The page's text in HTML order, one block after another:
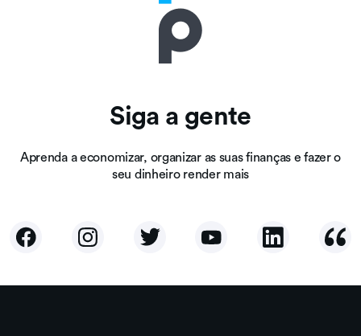
Siga a gente
Aprenda a economizar, organizar as suas finanças e fazer o
seu dinheiro render mais